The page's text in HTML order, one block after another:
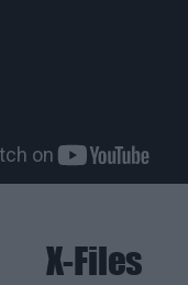
X-Files